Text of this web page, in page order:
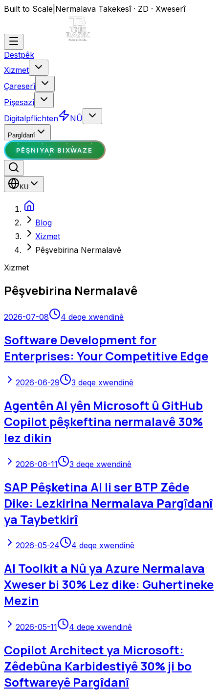
Built to Scale Nermalava Takekesî · ZD · Xweserî
Destpêk
Xizmet
Çareserî
Pîşesazî
Digitalpflichten
NÛ
Pargîdanî
PÊŞNIYAR BIXWAZE
KU
Blog
Xizmet
Pêşvebirina Nermalavê
Xizmet
Pêşvebirina Nermalavê
2026-07-08 4 deqe xwendinê
Software Development for
Enterprises: Your Competitive Edge
2026-06-29 3 deqe xwendinê
Agentên AI yên Microsoft û GitHub
Copilot pêşkeftina nermalavê 30%
lez dikin
2026-06-11 3 deqe xwendinê
SAP Pêşketina AI li ser BTP Zêde
Dike: Lezkirina Nermalava Pargîdanî
ya Taybetkirî
2026-05-24 4 deqe xwendinê
AI Toolkit a Nû ya Azure Nermalava
Xweser bi 30% Lez dike: Guhertineke
Mezin
2026-05-11 4 deqe xwendinê
Copilot Architect ya Microsoft:
Zêdebûna Karbidestiyê 30% ji bo
Softwareyê Pargîdanî